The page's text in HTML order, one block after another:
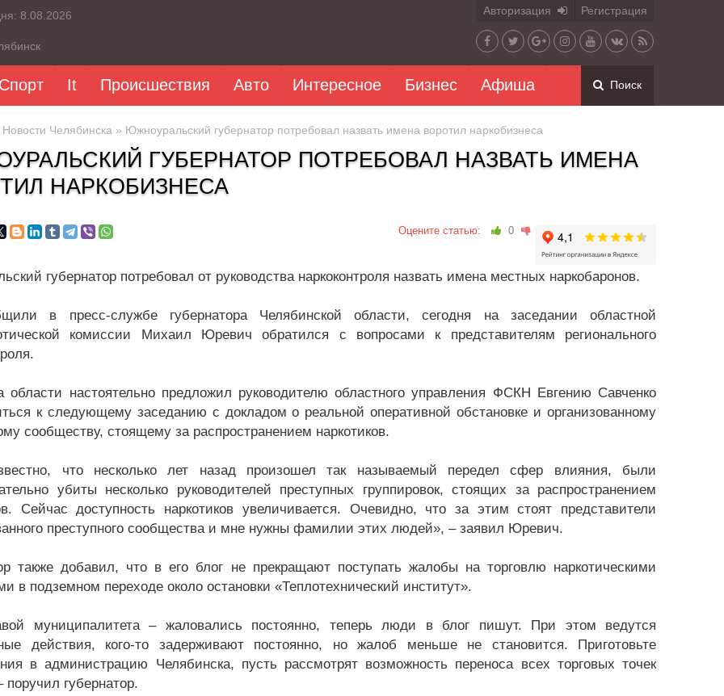
8.08.2026 Авторизация Регистрация
It Происшествия Авто Интересное Бизнес Афиша Поиск
Новости Челябинска » Южноуральский губернатор потребовал назвать имена воротил наркобизнеса
ГУБЕРНАТОР ПОТРЕБОВАЛ НАЗВАТЬ ИМЕНА
НАРКОБИЗНЕСА
Оцените статью: 0
губернатор потребовал от руководства наркоконтроля назвать имена местных наркобаронов.
в пресс-службе губернатора Челябинской области, сегодня на заседании областной
комиссии Михаил Юревич обратился с вопросами к представителям регионального
области настоятельно предложил руководителю областного управления ФСКН Евгению Савченко
к следующему заседанию с докладом о реальной оперативной обстановке и организованному
сообществу, стоящему за распространением наркотиков.
что несколько лет назад произошел так называемый передел сфер влияния, были
убиты несколько руководителей преступных группировок, стоящих за распространением
Сейчас доступность наркотиков увеличивается. Очевидно, что за этим стоят представители
преступного сообщества и мне нужны фамилии этих людей», – заявил Юревич.
также добавил, что в его блог не прекращают поступать жалобы на торговлю наркотическими
в подземном переходе около остановки «Теплотехнический институт».
муниципалитета – жаловались постоянно, теперь люди в блог пишут. При этом ведутся
действия, кого-то задерживают постоянно, но жалоб меньше не становится. Приготовьте
в администрацию Челябинска, пусть рассмотрят возможность переноса всех торговых точек
поручил губернатор.